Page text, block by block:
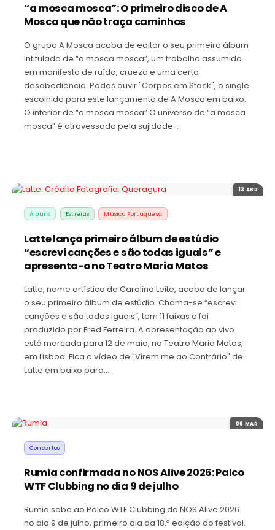
“a mosca mosca”: O primeiro disco de A
Mosca que não traça caminhos
O grupo A Mosca acaba de editar o seu primeiro álbum
intitulado de “a mosca mosca”, um trabalho assumido
em manifesto de ruído, crueza e uma certa
desobediência. Podes ouvir "Corpos em Stock", o single
escolhido para este lançamento de A Mosca em baixo.
O interior de “a mosca mosca” O universo de “a mosca
mosca” é atravessado pela sujidade…
13 ABR
Álbuns Estreias Música Portuguesa
Latte lança primeiro álbum de estúdio
“escrevi canções e são todas iguais” e
apresenta-o no Teatro Maria Matos
Latte, nome artístico de Carolina Leite, acaba de lançar
o seu primeiro álbum de estúdio. Chama-se “escrevi
canções e são todas iguais”, tem 11 faixas e foi
produzido por Fred Ferreira. A apresentação ao vivo
está marcada para 12 de maio, no Teatro Maria Matos,
em Lisboa. Fica o vídeo de "Virem me ao Contrário" de
Latte em baixo para…
06 MAR
Concertos
Rumia confirmada no NOS Alive 2026: Palco
WTF Clubbing no dia 9 de julho
Rumia sobe ao Palco WTF Clubbing do NOS Alive 2026
no dia 9 de julho, primeiro dia da 18.ª edição do festival.